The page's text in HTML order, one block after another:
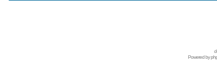
Powered by